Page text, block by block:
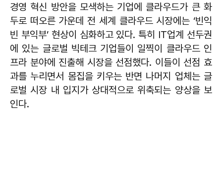
경영 혁신 방안을 모색하는 기업에 클라우드가 큰 화
두로 떠오른 가운데 전 세계 클라우드 시장에는 ‘빈익
빈 부익부’ 현상이 심화하고 있다. 특히 IT업계 선두권
에 있는 글로벌 빅테크 기업들이 일찍이 클라우드 인
프라 분야에 진출해 시장을 선점했다. 이들이 선점 효
과를 누리면서 몸집을 키우는 반면 나머지 업체는 글
로벌 시장 내 입지가 상대적으로 위축되는 양상을 보
인다.